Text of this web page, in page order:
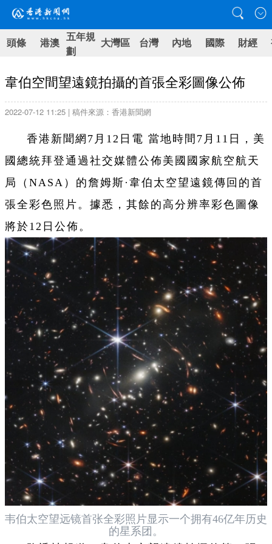
頭條 港澳 五年規
劃
大灣區 台灣 內地 國際 財經
韋伯空間望遠鏡拍攝的首張全彩圖像公佈
2022-07-12 11:25 | 稿件來源：香港新聞網
香港新聞網7月12日電 當地時間7月11日，美
國總統拜登通過社交媒體公佈美國國家航空航天
局（NASA）的詹姆斯·韋伯太空望遠鏡傳回的首
張全彩色照片。據悉，其餘的高分辨率彩色圖像
將於12日公佈。
韦伯太空望远镜首张全彩照片显示一个拥有46亿年历史
的星系团。